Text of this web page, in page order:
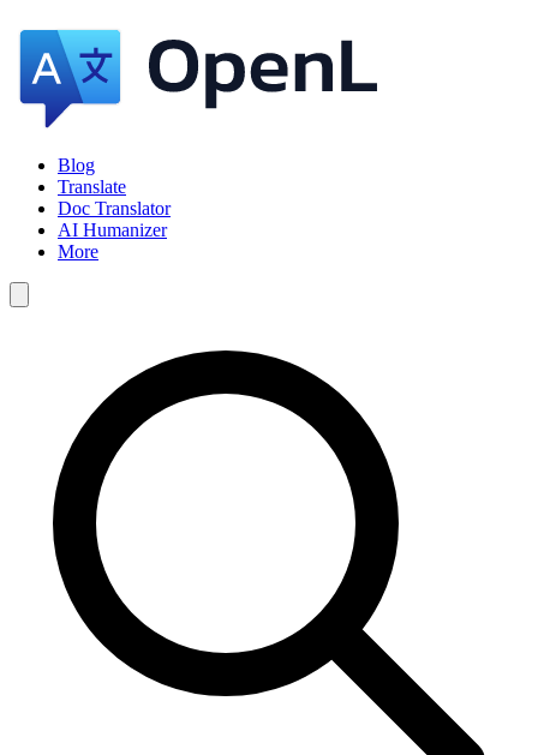
Blog
Translate
Doc Translator
AI Humanizer
More